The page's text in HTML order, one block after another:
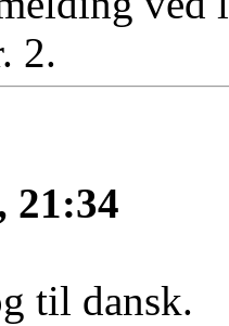
2.
21:34
til dansk.